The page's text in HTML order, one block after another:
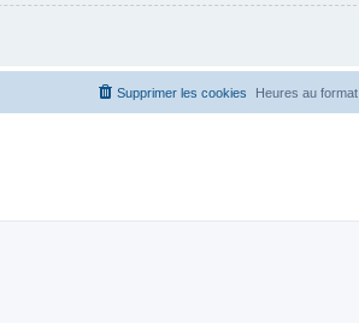
Heures au format
Supprimer les cookies